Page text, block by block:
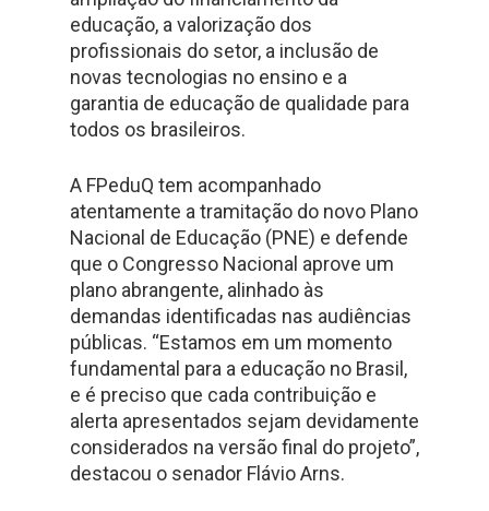
educação, a valorização dos
profissionais do setor, a inclusão de
novas tecnologias no ensino e a
garantia de educação de qualidade para
todos os brasileiros.
A FPeduQ tem acompanhado
atentamente a tramitação do novo Plano
Nacional de Educação (PNE) e defende
que o Congresso Nacional aprove um
plano abrangente, alinhado às
demandas identificadas nas audiências
públicas. “Estamos em um momento
fundamental para a educação no Brasil,
e é preciso que cada contribuição e
alerta apresentados sejam devidamente
considerados na versão final do projeto”,
destacou o senador Flávio Arns.